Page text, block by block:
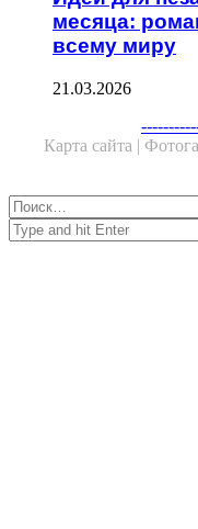
месяца:
всему миру
21.03.2026
Карта сайта |
Close
Найти:
Close